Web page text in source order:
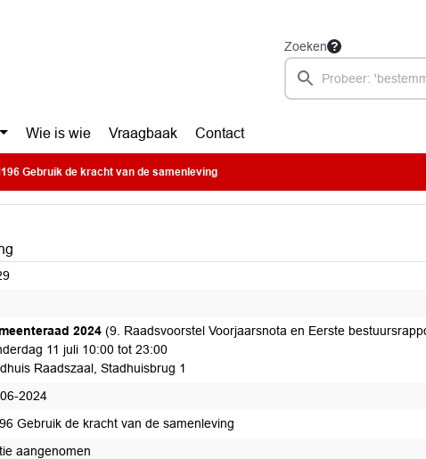
Zoeken
Wie is wie Vraagbaak Contact
Gebruik de kracht van de samenleving
2024 (9. Raadsvoorstel Voorjaarsnota en Eerste
11 juli 10:00 tot 23:00
Raadszaal, Stadhuisbrug 1
2024
Gebruik de kracht van de samenleving
aangenomen